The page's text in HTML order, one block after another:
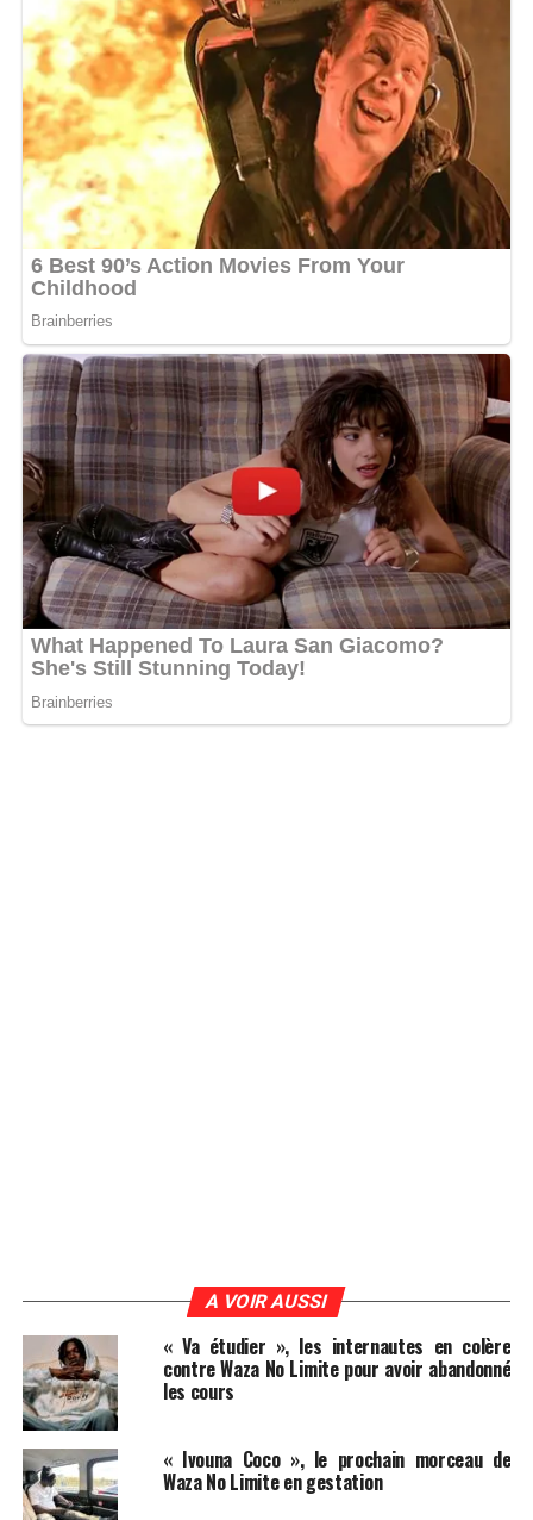
A VOIR AUSSI
« Va étudier », les internautes en colère
contre Waza No Limite pour avoir abandonné
les cours
« Ivouna Coco », le prochain morceau de
Waza No Limite en gestation